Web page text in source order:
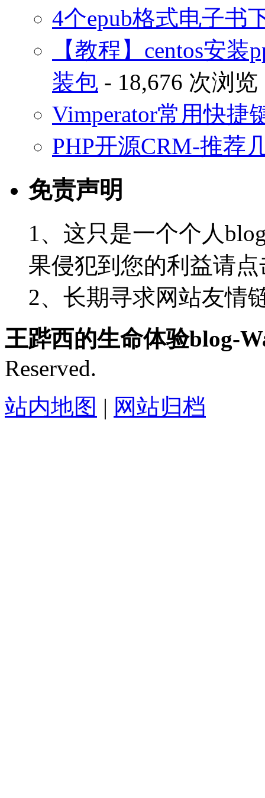
4个epub格式电子书
【教程】centos安
装包 - 18,676 次浏览
Vimperator常用快捷
PHP开源CRM-推荐
免责声明
1、这只是一个个人
果侵犯到您的利益请
2、长期寻求网站友情
王跸西的生命体验blog-
Reserved.
站内地图 | 网站归档